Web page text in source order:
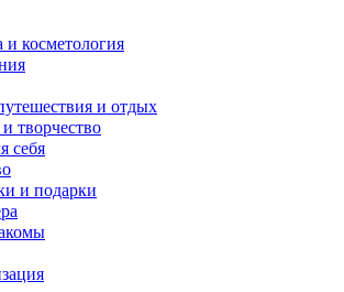
косметология
и отдых
творчество
себя
и подарки